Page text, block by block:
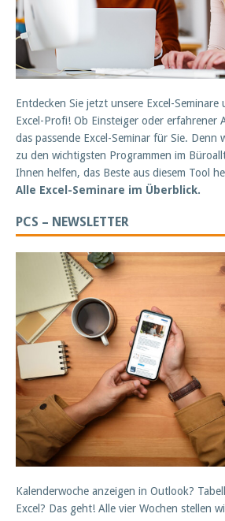
Entdecken Sie jetzt unsere Excel-Seminare
Excel-Profi! Ob Einsteiger oder erfahrener
das passende Excel-Seminar für Sie. Denn
zu den wichtigsten Programmen im
Ihnen helfen, das Beste aus diesem Tool
Alle Excel-Seminare im Überblick.
PCS – NEWSLETTER
Kalenderwoche anzeigen in Outlook?
Excel? Das geht! Alle vier Wochen stellen